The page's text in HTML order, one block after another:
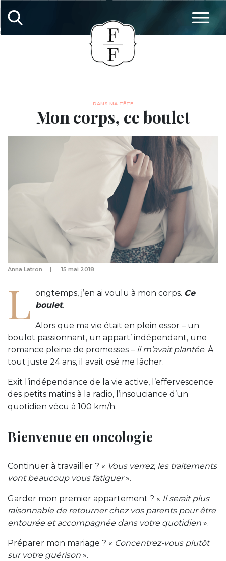
DANS MA TÊTE
Mon corps, ce boulet
Anna Latron 15 mai 2018
L ongtemps, j’en ai voulu à mon corps. Ce
boulet.
Alors que ma vie était en plein essor – un
boulot passionnant, un appart’ indépendant, une
romance pleine de promesses – il m’avait plantée. À
tout juste 24 ans, il avait osé me lâcher.
Exit l’indépendance de la vie active, l’effervescence
des petits matins à la radio, l’insouciance d’un
quotidien vécu à 100 km/h.
Bienvenue en oncologie
Continuer à travailler ? « Vous verrez, les traitements
vont beaucoup vous fatiguer».
Garder mon premier appartement ? « Il serait plus
raisonnable de retourner chez vos parents pour être
entourée et accompagnée dans votre quotidien ».
Préparer mon mariage ? « Concentrez-vous plutôt
sur votre guérison ».